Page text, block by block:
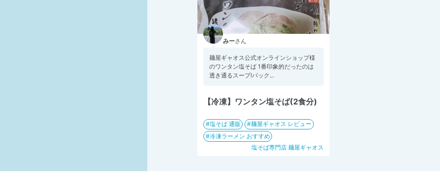
みーさん
麺屋ギャオス公式オンラインショップ様
のワンタン塩そば 1番印象的だったのは
透き通るスープ!パック...
【冷凍】ワンタン塩そば(2食分)
塩そば 通販
麺屋ギャオス レビュー
冷凍ラーメン おすすめ
塩そば専門店 麺屋ギャオス